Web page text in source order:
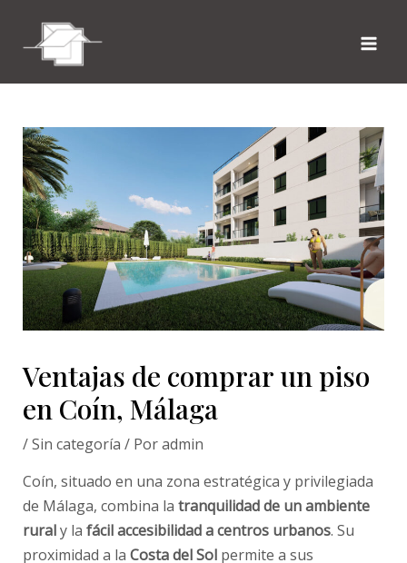
contenido
Ventajas de comprar un piso
en Coín, Málaga
/Sin categoría / Poradmin
Coín, situado en una zona estratégica y privilegiada
de Málaga, combina la tranquilidad de un ambiente
ruraly la fácil accesibilidad a centros urbanos. Su
proximidad a la Costa del Solpermite a sus
entradas